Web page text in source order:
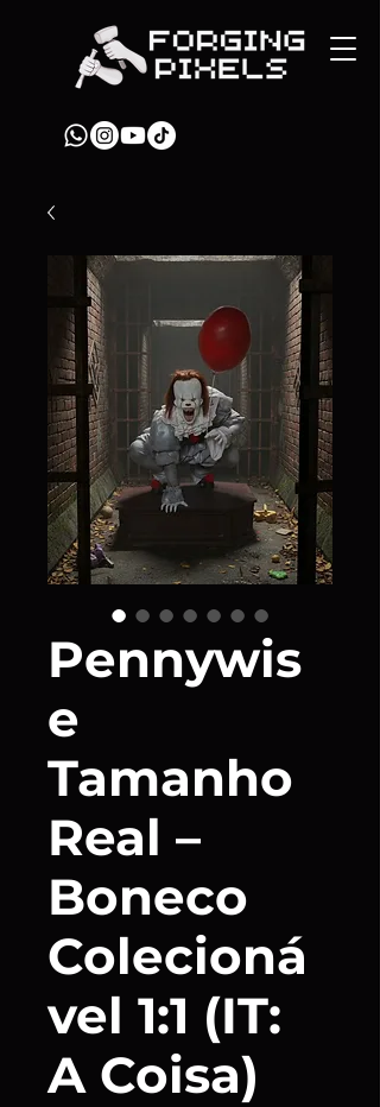
Pennywis
e
Tamanho
Real –
Boneco
Colecioná
vel 1:1 (IT:
A Coisa)